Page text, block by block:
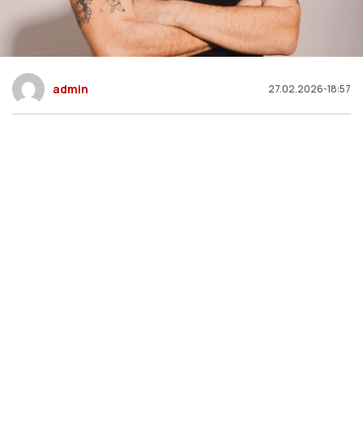
admin 27.02.2026-18:57